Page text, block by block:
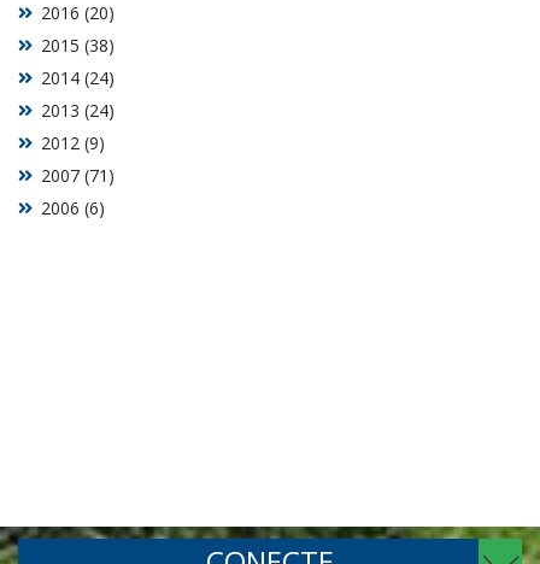
2006 (6)
2007 (71)
2012 (9)
2013 (24)
2014 (24)
2015 (38)
2016 (20)